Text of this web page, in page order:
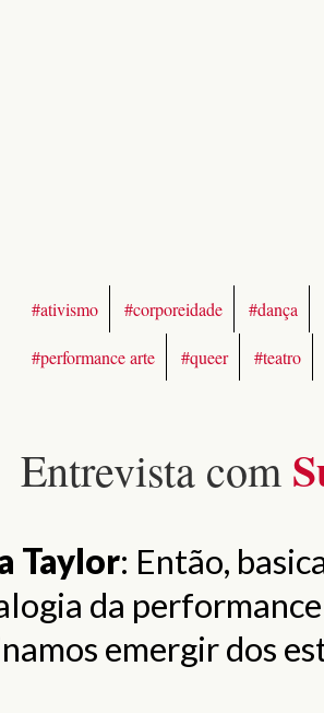
#ativismo #corporeidade #dança
#performance arte #queer #teatro
Entrevista com
Taylor: Então,
da
emergir dos